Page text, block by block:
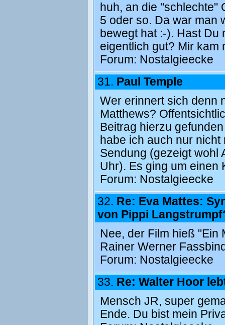
huh, an die "schlechte"
5 oder so. Da war man
bewegt hat :-). Hast
eigentlich gut? Mir kam
Forum: Nostalgieecke
31. Paul Temple
Wer erinnert sich denn
Matthews?
Beitrag hierzu
habe ich auch nur
Sendung (gezeigt wohl
Uhr). Es ging um einen
Forum: Nostalgieecke
32. Re: Eva Mattes:
von Pippi
Nee, der Film hieß "Ein
Rainer Werner
Forum: Nostalgieecke
33. Re: Walter Hoor
Mensch JR, super
Ende. Du bist mein